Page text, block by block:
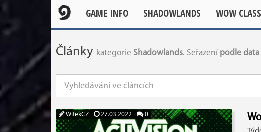
GAME INFO SHADOWLANDS WOW
Články kategorie Shadowlands. Seřazení podle
WitekCZ 27.03.2022 0